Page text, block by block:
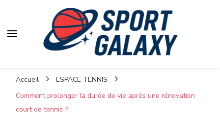
Accueil
ESPACE TENNIS
Comment prolonger la durée de vie après une rénovation
court de tennis ?